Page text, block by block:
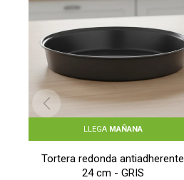
LLEGA MAÑANA
Tortera redonda antiadherente
24 cm - GRIS